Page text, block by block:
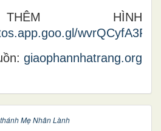
HÌNH
giaophannhatrang.org
Mẹ Nhân Lành